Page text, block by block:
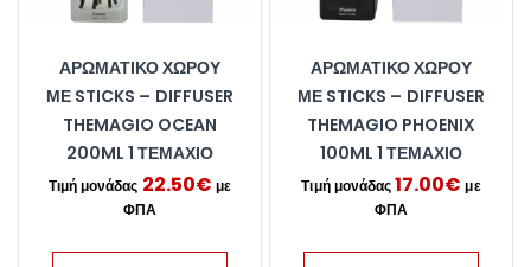
ΑΡΩΜΑΤΙΚΌ ΧΏΡΟΥ
ΜΕ STICKS – DIFFUSER
THEMAGIO OCEAN
200ML 1 ΤΕΜΆΧΙΟ
22.50€
ΑΡΩΜΑΤΙΚΌ ΧΏΡΟΥ
ΜΕ STICKS – DIFFUSER
THEMAGIO PHOENIX
100ML 1 ΤΕΜΆΧΙΟ
17.00€